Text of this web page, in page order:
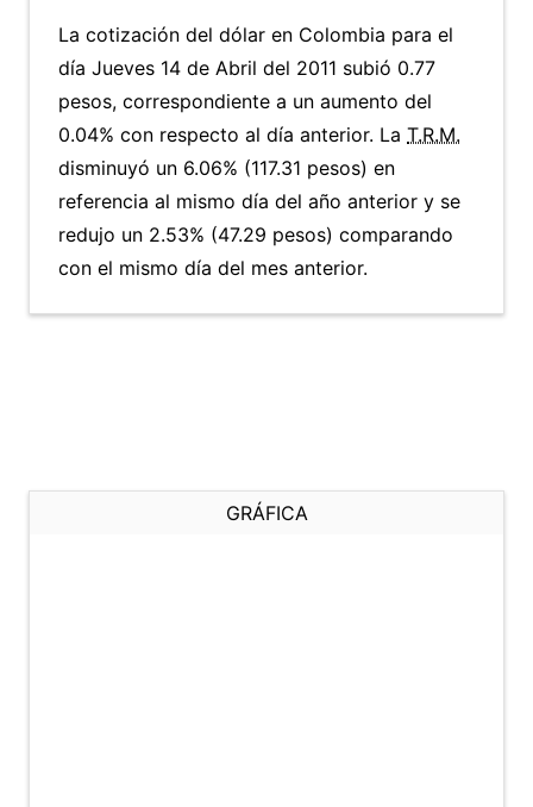
La cotización del dólar en Colombia para el
día Jueves 14 de Abril del 2011 subió 0.77
pesos, correspondiente a un aumento del
0.04% con respecto al día anterior. La T.R.M.
disminuyó un 6.06% (117.31 pesos) en
referencia al mismo día del año anterior y se
redujo un 2.53% (47.29 pesos) comparando
con el mismo día del mes anterior.
GRÁFICA